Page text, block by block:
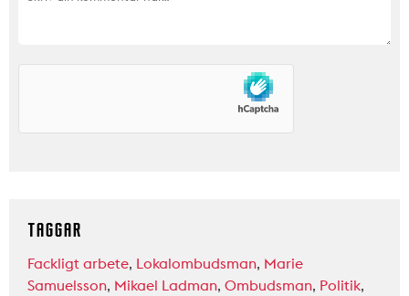
TAGGAR
Fackligt arbete, Lokalombudsman, Marie
Samuelsson, Mikael Ladman, Ombudsman, Politik,